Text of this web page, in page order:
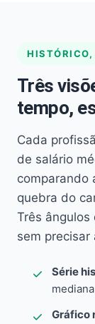
Três
tempo,
Cada
de salário
comparando
quebra do
Três
sem precisar
Série
mediana
Gráfico